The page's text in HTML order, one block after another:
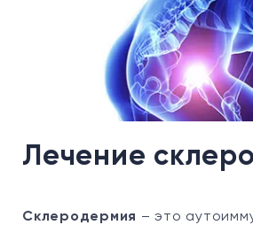
Лечение
Склеродермия – это